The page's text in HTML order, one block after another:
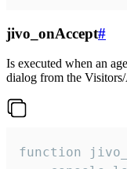
jivo_onAccept#
Is executed when an
dialog from the
function